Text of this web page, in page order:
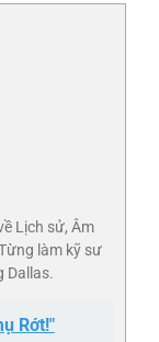
Lịch sử, Âm
làm kỹ sư
Dallas.
Rớt!"